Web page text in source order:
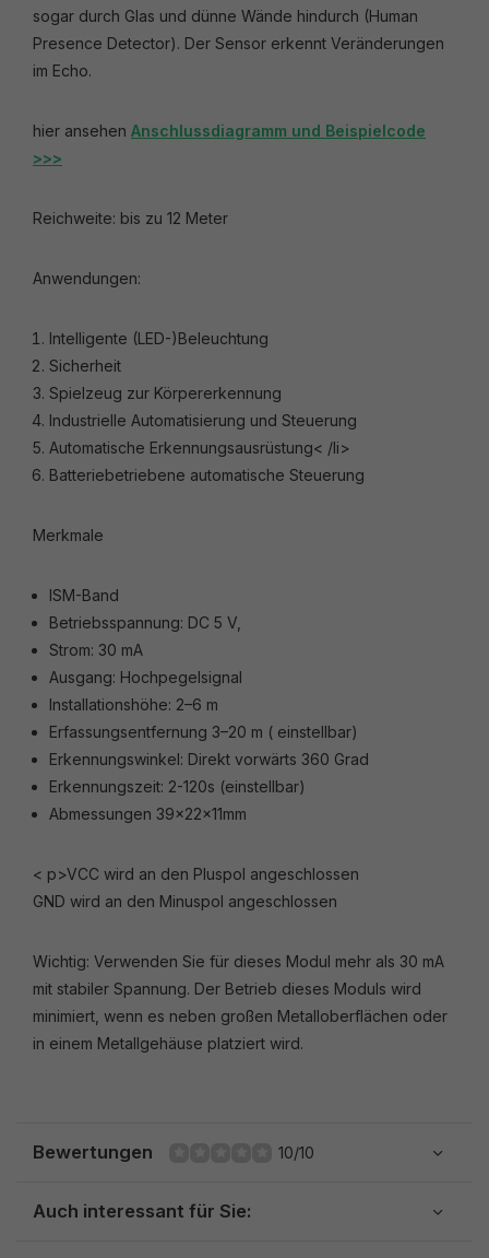
sogar durch Glas und dünne Wände hindurch (Human
Presence Detector). Der Sensor erkennt Veränderungen
im Echo.
hier ansehen Anschlussdiagramm und Beispielcode
>>>
Reichweite: bis zu 12 Meter
Anwendungen:
Intelligente (LED-)Beleuchtung
Sicherheit
Spielzeug zur Körpererkennung
Industrielle Automatisierung und Steuerung
Automatische Erkennungsausrüstung< /li>
Batteriebetriebene automatische Steuerung
Merkmale
ISM-Band
Betriebsspannung: DC 5 V,
Strom: 30 mA
Ausgang: Hochpegelsignal
Installationshöhe: 2–6 m
Erfassungsentfernung 3–20 m ( einstellbar)
Erkennungswinkel: Direkt vorwärts 360 Grad
Erkennungszeit: 2-120s (einstellbar)
Abmessungen 39x22x11mm
< p>VCC wird an den Pluspol angeschlossen
GND wird an den Minuspol angeschlossen
Wichtig: Verwenden Sie für dieses Modul mehr als 30 mA
mit stabiler Spannung. Der Betrieb dieses Moduls wird
minimiert, wenn es neben großen Metalloberflächen oder
in einem Metallgehäuse platziert wird.
Bewertungen 10/10
Auch interessant für Sie: